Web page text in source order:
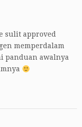
sulit approved
memperdalam
panduan awalnya